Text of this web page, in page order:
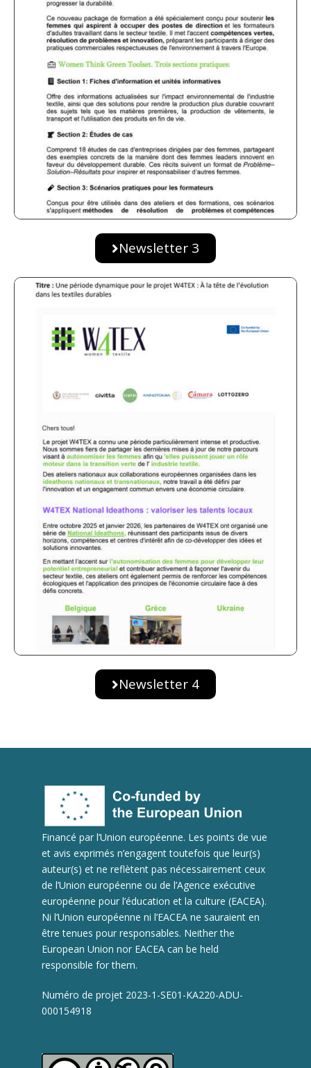
Newsletter 3
Newsletter 4
Financé par l’Union européenne. Les points de vue
et avis exprimés n’engagent toutefois que leur(s)
auteur(s) et ne reflètent pas nécessairement ceux
de l’Union européenne ou de l’Agence exécutive
européenne pour l’éducation et la culture (EACEA).
Ni l’Union européenne ni l’EACEA ne sauraient en
être tenues pour responsables. Neither the
European Union nor EACEA can be held
responsible for them.
Numéro de projet 2023-1-SE01-KA220-ADU-
000154918